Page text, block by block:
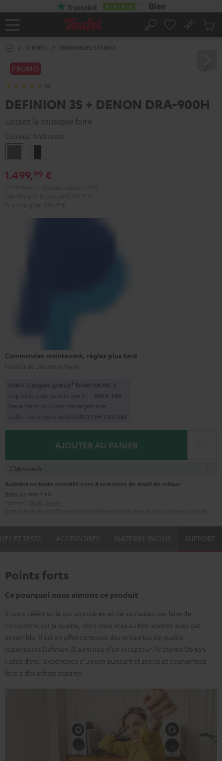
Page
Rechercher
No
STÉRÉO ENSEMBLES STÉRÉO
PROMO
(4)
DEFINION 3S + DENON DRA-900H
Laissez la musique faire
Couleur: Anthracite
Noir
1.499,99 €
Commandez maintenant, réglez plus tard
Facilités de paiement PayPal
USB-C Casques gratuit1 Teufel MOVE 2
Copiez le code dans le panier. MOV-T4S
Seulement pour une courte période
L’offre est encore valable00D:19H: 33M: 25S
AJOUTER AU PANIER
En stock
Achetez en toute sérénité avec 8 semaines de droit de retour
Retours sans frais
SUPPORT
Points forts
Ce pourquoi nous aimons ce produit
Si vous célébrez le pur son stéréo et ne souhaitez pas faire de
compromis sur la qualité, alors vous êtes au bon endroit avec cet
ensemble. Il est en effet composé des enceintes de qualité
supérieures Definion 3S ainsi que d’un récepteur AV stéréo Denon.
Faites donc l’expérience d’un son puissant et précis et économisez
face à des achats séparés.